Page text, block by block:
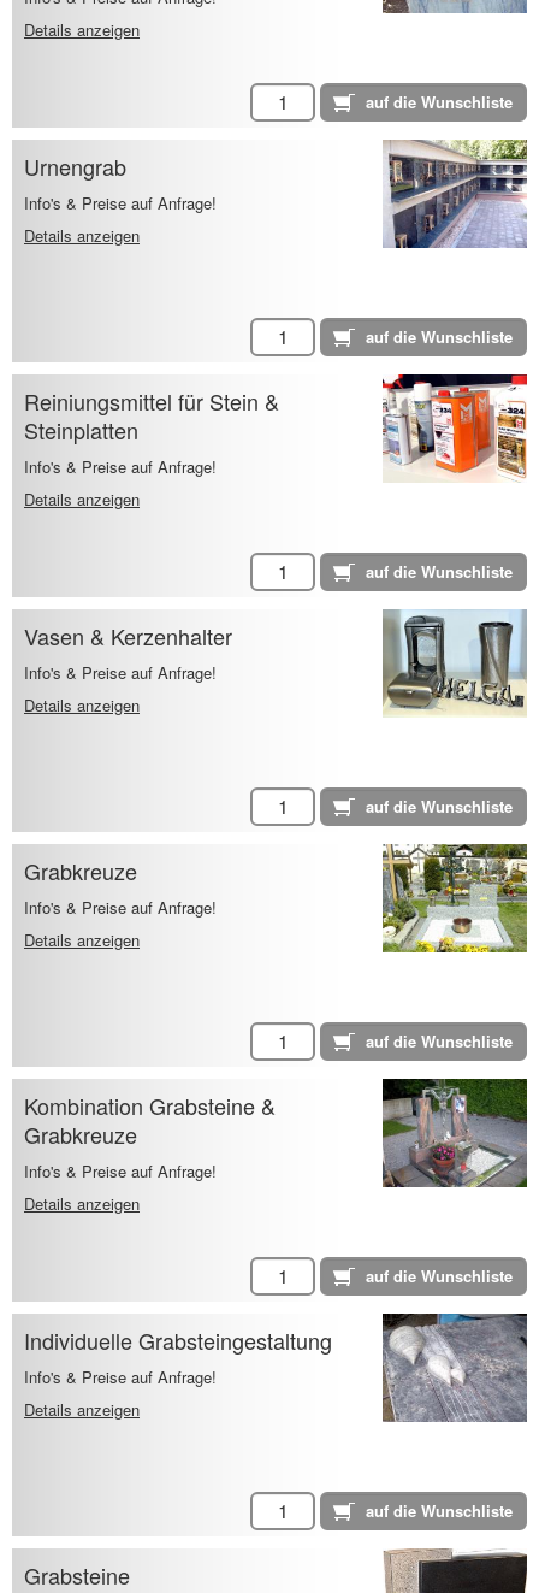
Details anzeigen
Urnengrab
Info's & Preise auf Anfrage!
Details anzeigen
Reiniungsmittel für Stein &
Steinplatten
Info's & Preise auf Anfrage!
Details anzeigen
Vasen & Kerzenhalter
Info's & Preise auf Anfrage!
Details anzeigen
Grabkreuze
Info's & Preise auf Anfrage!
Details anzeigen
Kombination Grabsteine &
Grabkreuze
Info's & Preise auf Anfrage!
Details anzeigen
Individuelle Grabsteingestaltung
Info's & Preise auf Anfrage!
Details anzeigen
Grabsteine